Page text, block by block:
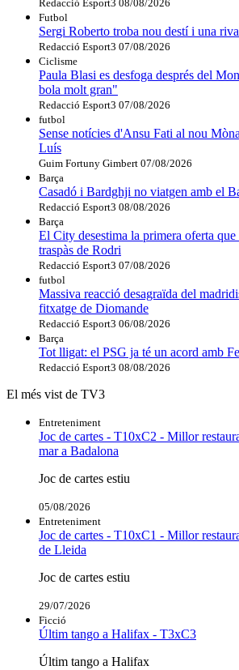
Redacció Esport3 08/08/2026
Futbol
Sergi Roberto troba nou destí i una
Redacció Esport3 07/08/2026
Ciclisme
Paula Blasi es desfoga després del
bola molt gran"
Redacció Esport3 07/08/2026
futbol
Sense notícies d'Ansu Fati al nou
Luís
Guim Fortuny Gimbert 07/08/2026
Barça
Casadó i Bardghji no viatgen amb el
Redacció Esport3 08/08/2026
Barça
El City desestima la primera oferta
traspàs de Rodri
Redacció Esport3 07/08/2026
futbol
Massiva reacció desagraïda del
fitxatge de Diomande
Redacció Esport3 06/08/2026
Barça
Tot lligat: el PSG ja té un acord amb
Redacció Esport3 08/08/2026
El més vist de TV3
Entreteniment
Joc de cartes - T10xC2 - Millor
mar a Badalona
Joc de cartes estiu
05/08/2026
Entreteniment
Joc de cartes - T10xC1 - Millor
de Lleida
Joc de cartes estiu
29/07/2026
Ficció
Últim tango a Halifax - T3xC3
Últim tango a Halifax